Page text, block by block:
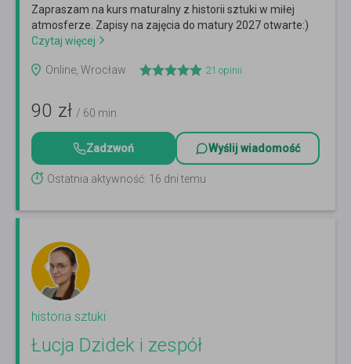
Zapraszam na kurs maturalny z historii sztuki w miłej
atmosferze. Zapisy na zajęcia do matury 2027 otwarte:)
Czytaj więcej
Online, Wrocław 21 opinii
90 zł / 60 min
Zadzwoń Wyślij wiadomość
Ostatnia aktywność: 16 dni temu
historia sztuki
Łucja Dzidek i zespół